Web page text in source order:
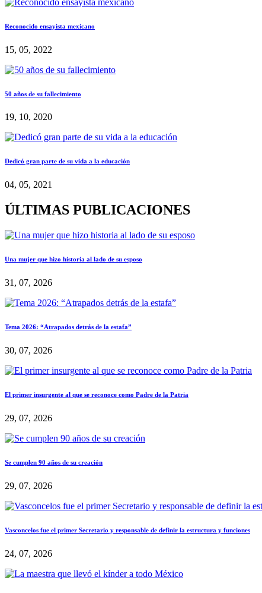
Reconocido ensayista mexicano
15, 05, 2022
50 años de su fallecimiento
19, 10, 2020
Dedicó gran parte de su vida a la educación
04, 05, 2021
ÚLTIMAS PUBLICACIONES
Una mujer que hizo historia al lado de su esposo
31, 07, 2026
Tema 2026: “Atrapados detrás de la estafa”
30, 07, 2026
El primer insurgente al que se reconoce como Padre de la Patria
29, 07, 2026
Se cumplen 90 años de su creación
29, 07, 2026
Vasconcelos fue el primer Secretario y responsable de definir la estructura y funciones
24, 07, 2026